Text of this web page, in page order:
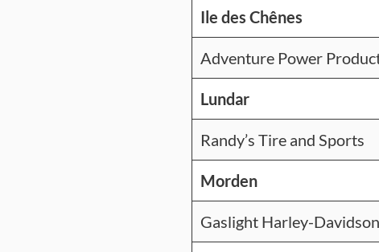
Ile des Chênes
Adventure Power
Lundar
Randy’s Tire and Sports
Morden
Gaslight Harley-Davidson